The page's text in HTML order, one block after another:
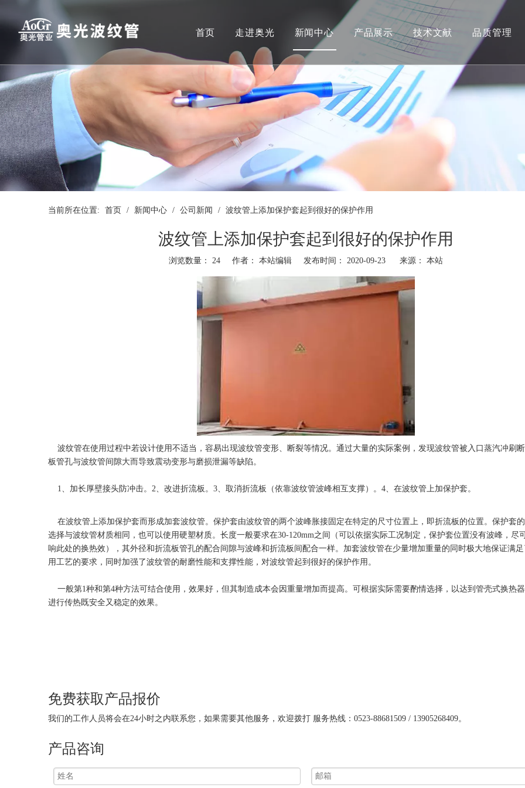
首页 走进奥光 新闻中心 产品展示 技术文献 品质管理
当前所在位置: 首页 / 新闻中心 / 公司新闻 / 波纹管上添加保护套起到很好的保护作用
波纹管上添加保护套起到很好的保护作用
浏览数量： 24 作者： 本站编辑 发布时间： 2020-09-23 来源： 本站
["wechat","weibo","qzone","douban","email"]
波纹管在使用过程中若设计使用不适当，容易出现波纹管变形、断裂等情况。通过大量的实际案例，发现波纹管被入口蒸汽冲刷
板管孔与波纹管间隙大而导致震动变形与磨损泄漏等缺陷。
1、加长厚壁接头防冲击。2、改进折流板。3、取消折流板（依靠波纹管波峰相互支撑）。4、在波纹管上加保护套。
在波纹管上添加保护套而形成加套波纹管。保护套由波纹管的两个波峰胀接固定在特定的尺寸位置上，即折流板的位置。保护套
选择与波纹管材质相同，也可以使用硬塑材质。长度一般要求在30-120mm之间（可以依据实际工况制定，保护套位置没有波峰，尽
响此处的换热效），其外径和折流板管孔的配合间隙与波峰和折流板间配合一样。加套波纹管在少量增加重量的同时极大地保证满
用工艺的要求，同时加强了波纹管的耐磨性能和支撑性能，对波纹管起到很好的保护作用。
一般第1种和第4种方法可结合使用，效果好，但其制造成本会因重量增加而提高。可根据实际需要酌情选择，以达到管壳式换热
进行传热既安全又稳定的效果。
免费获取产品报价
我们的工作人员将会在24小时之内联系您，如果需要其他服务，欢迎拨打 服务热线：0523-88681509 / 13905268409。
产品咨询